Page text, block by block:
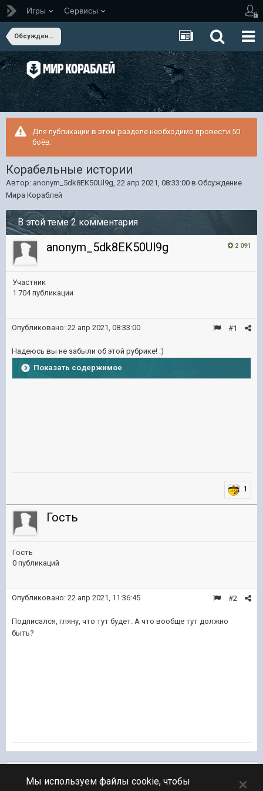
Игры Сервисы
Обсуждение Мира Кораблей
Для публикации в этом разделе необходимо провести 50
боёв.
Корабельные истории
Автор: anonym_5dk8EK50Ul9g, 22 апр 2021, 08:33:00 в Обсуждение
Мира Кораблей
В этой теме 2 комментария
2 091
anonym_5dk8EK50Ul9g
Участник
1 704 публикации
#1
Опубликовано: 22 апр 2021, 08:33:00
Надеюсь вы не забыли об этой рубрике! :)
Показать содержимое
1
Гость
Гость
0 публикаций
#2
Опубликовано: 22 апр 2021, 11:36:45
Подписался, гляну, что тут будет. А что вообще тут должно
быть?
Мы используем файлы cookie, чтобы
×